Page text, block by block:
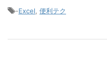
-Excel 便利テク